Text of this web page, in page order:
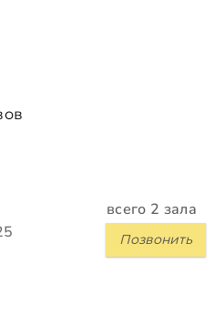
всего 2 зала
Позвонить